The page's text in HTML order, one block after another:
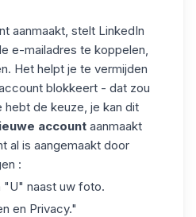
aanmaakt, stelt LinkedIn
e-mailadres te koppelen,
Het helpt je te vermijden
blokkeert - dat zou
hebt de keuze, je kan dit
account aanmaakt
al is aangemaakt door
:
"U" naast uw foto.
en Privacy."